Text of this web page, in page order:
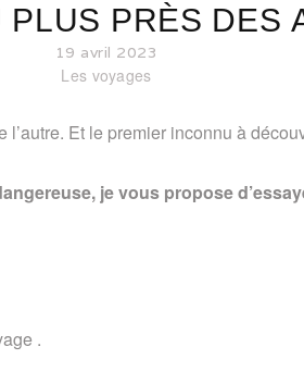
PLUS PRÈS DES
19 avril 2023
Les voyages
l’autre. Et le premier inconnu à
je vous propose
.